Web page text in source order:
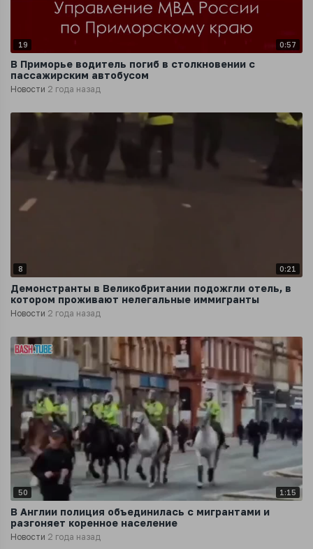
19 0:57
В Приморье водитель погиб в столкновении с
пассажирским автобусом
Новости 2 года назад
8 0:21
Демонстранты в Великобритании подожгли отель, в
котором проживают нелегальные иммигранты
Новости 2 года назад
50 1:15
В Англии полиция объединилась с мигрантами и
разгоняет коренное население
Новости 2 года назад